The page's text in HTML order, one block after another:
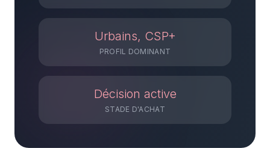
Urbains, CSP+
PROFIL DOMINANT
Décision active
STADE D'ACHAT